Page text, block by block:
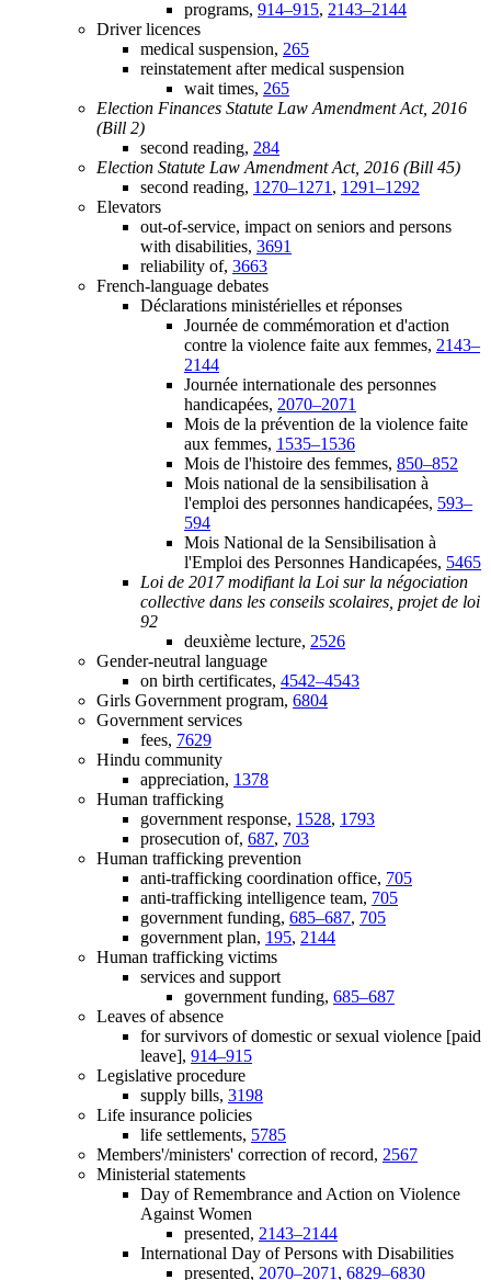
programs, 914–915, 2143–2144
Driver licences
medical suspension, 265
reinstatement after medical suspension
wait times, 265
Election Finances Statute Law Amendment Act, 2016
(Bill 2)
second reading, 284
Election Statute Law Amendment Act, 2016 (Bill 45)
second reading, 1270–1271 , 1291–1292
Elevators
out-of-service, impact on seniors and persons
with disabilities, 3691
reliability of, 3663
French-language debates
Déclarations ministérielles et réponses
Journée de commémoration et d'action
contre la violence faite aux femmes, 2143–
2144
Journée internationale des personnes
handicapées, 2070–2071
Mois de la prévention de la violence faite
aux femmes, 1535–1536
Mois de l'histoire des femmes, 850–852
Mois national de la sensibilisation à
l'emploi des personnes handicapées, 593–
594
Mois National de la Sensibilisation à
l'Emploi des Personnes Handicapées, 5465
Loi de 2017 modifiant la Loi sur la négociation
collective dans les conseils scolaires, projet de loi
92
deuxième lecture, 2526
Gender-neutral language
on birth certificates, 4542–4543
Girls Government program, 6804
Government services
fees, 7629
Hindu community
appreciation, 1378
Human trafficking
government response, 1528, 1793
prosecution of, 687, 703
Human trafficking prevention
anti-trafficking coordination office, 705
anti-trafficking intelligence team, 705
government funding, 685–687, 705
government plan, 195, 2144
Human trafficking victims
services and support
government funding, 685–687
Leaves of absence
for survivors of domestic or sexual violence [paid
leave], 914–915
Legislative procedure
supply bills, 3198
Life insurance policies
life settlements, 5785
Members'/ministers' correction of record, 2567
Ministerial statements
Day of Remembrance and Action on Violence
Against Women
presented, 2143–2144
International Day of Persons with Disabilities
presented, 2070–2071 , 6829–6830